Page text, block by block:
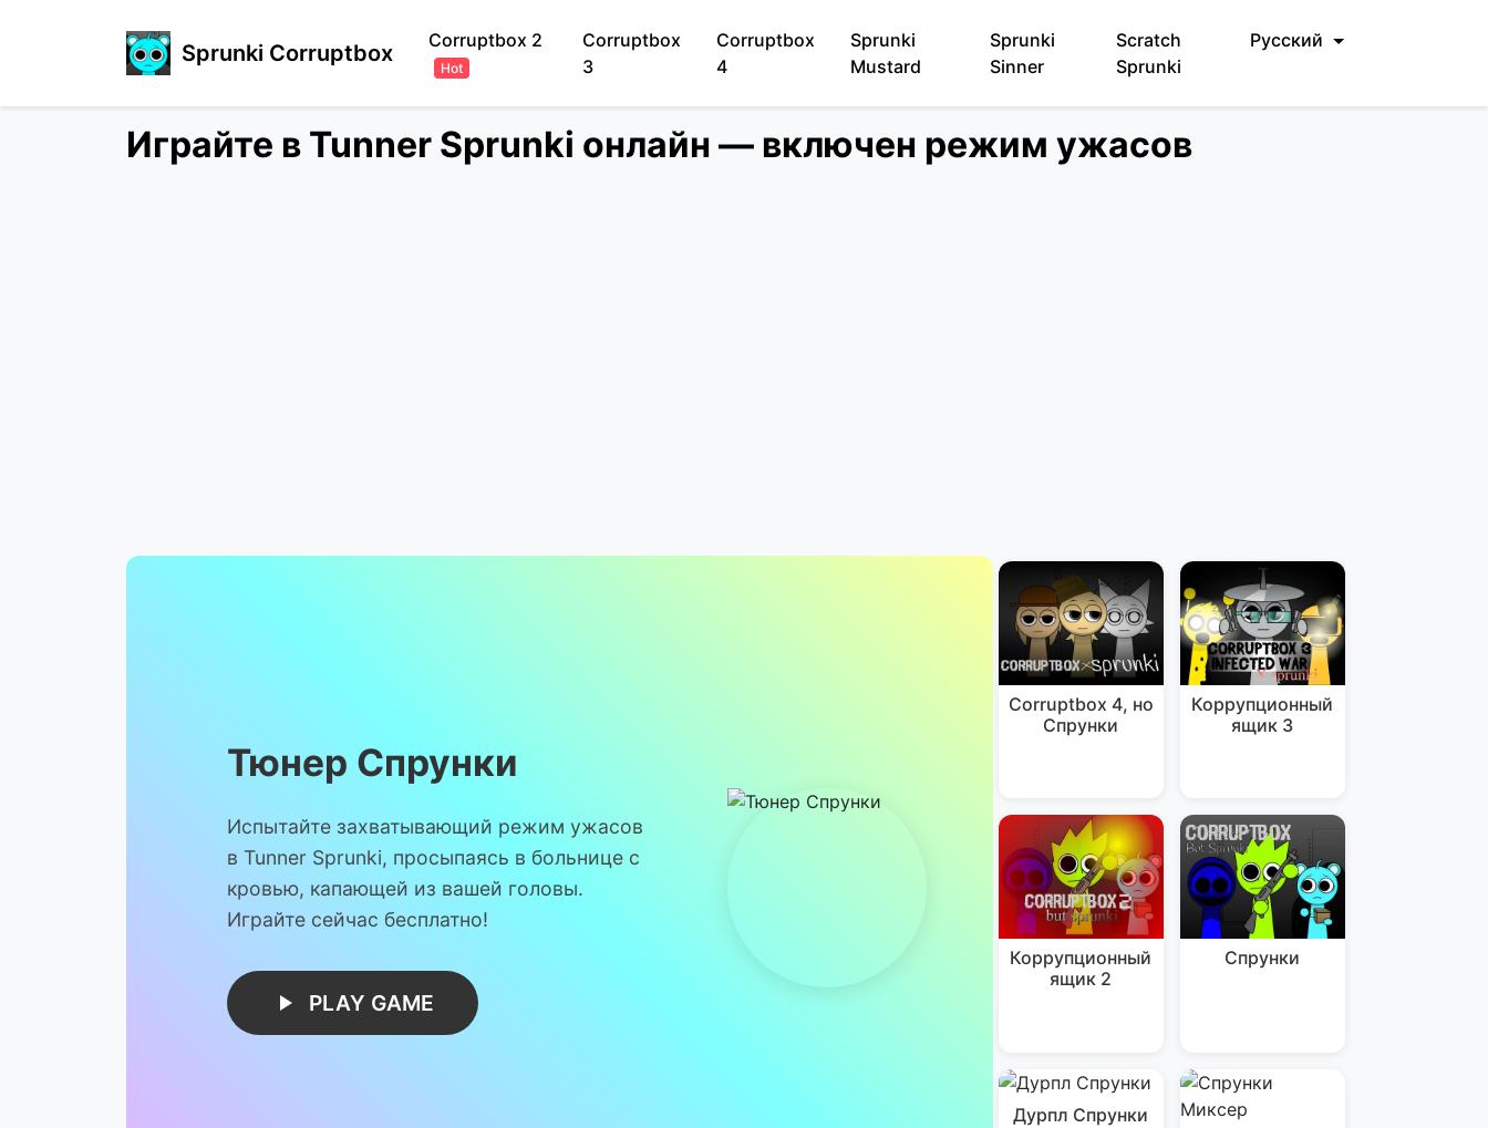
Sprunki Corruptbox Corruptbox 2
Hot
Corruptbox
3
Corruptbox
4
Sprunki
Mustard
Sprunki
Sinner
Scratch
Sprunki
Русский
Играйте в Tunner Sprunki онлайн — включен режим ужасов
Тюнер Спрунки
Испытайте захватывающий режим ужасов
в Tunner Sprunki, просыпаясь в больнице с
кровью, капающей из вашей головы.
Играйте сейчас бесплатно!
PLAY GAME
Corruptbox 4, но
Спрунки
Коррупционный
ящик 3
Коррупционный
ящик 2
Спрунки
Дурпл Спрунки